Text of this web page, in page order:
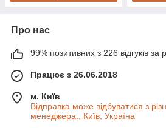
Про нас
99% позитивних з 226 відгуків за
Працює з 26.06.2018
м. Київ
Відправка може відбуватися з
менеджера., Київ, Україна